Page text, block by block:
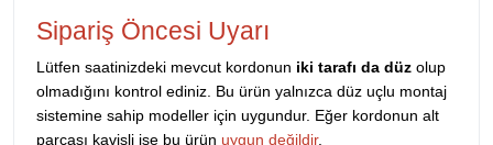
Sipariş Öncesi Uyarı
Lütfen saatinizdeki mevcut kordonun iki tarafı da düz olup
olmadığını kontrol ediniz. Bu ürün yalnızca düz uçlu montaj
sistemine sahip modeller için uygundur. Eğer kordonun alt
parçası kavisli ise bu ürün uygun değildir.